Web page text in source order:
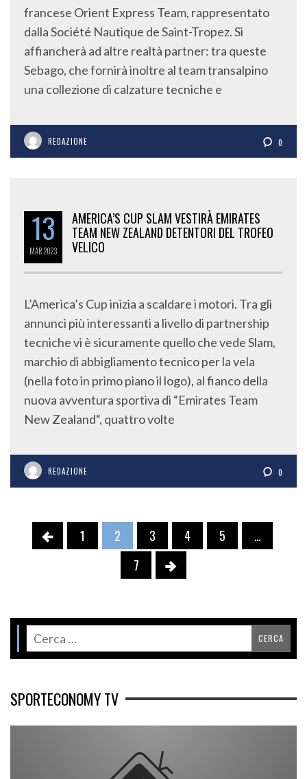
francese Orient Express Team, rappresentato
dalla Société Nautique de Saint-Tropez. Si
affiancherà ad altre realtà partner: tra queste
Sebago, che fornirà inoltre al team transalpino
una collezione di calzature tecniche e
REDAZIONE 0
13
MAR2023
AMERICA’S CUP SLAM VESTIRÀ EMIRATES
TEAM NEW ZEALAND DETENTORI DEL TROFEO
VELICO
L’America’s Cup inizia a scaldare i motori. Tra gli
annunci più interessanti a livello di partnership
tecniche vi è sicuramente quello che vede Slam,
marchio di abbigliamento tecnico per la vela
(nella foto in primo piano il logo), al fianco della
nuova avventura sportiva di “Emirates Team
New Zealand“, quattro volte
REDAZIONE 0
1 2 3 4 5
…
7
SPORTECONOMY TV